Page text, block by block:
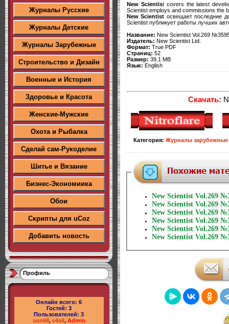
Журналы Русские
Журналы Детские
Журналы Зарубежные
Строительство и Дизайн
Военные и История
Здоровье и Красота
Женские-Мужские
Охота и Рыбалка
Сделай сам-Рукоделие
Шитье и Вязание
Бизнес-Экономиика
Обои
Скрипты для uCoz
Добавить новость
Профиль
Онлайн всего: 6
Гостей: 3
Пользователей: 3
sun68, v4sil, Admin
New Scientist covers the latest
Scientist employs and commissions the
New Scientist освещает последние
Scientist публикует работы лучших
Название: New Scientist Vol.269
Издатель: New Scientist Ltd.
Формат: True PDF
Страниц: 52
Размер: 39,1 MB
Язык: English
Скачать:
Категория: Журналы зарубежные
New Scientist Vol.269
New Scientist Vol.269
New Scientist Vol.269
New Scientist Vol.269
New Scientist Vol.269
New Scientist Vol.269